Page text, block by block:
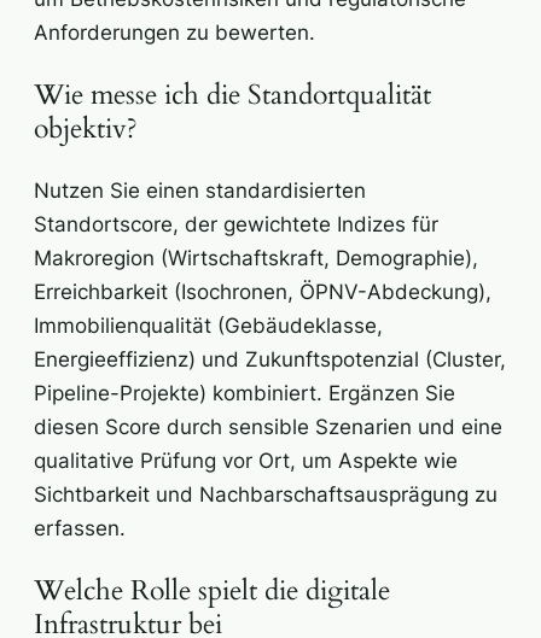
Anforderungen zu bewerten.
Wie messe ich die Standortqualität
objektiv?
Nutzen Sie einen standardisierten
Standortscore, der gewichtete Indizes für
Makroregion (Wirtschaftskraft, Demographie),
Erreichbarkeit (Isochronen, ÖPNV-Abdeckung),
Immobilienqualität (Gebäudeklasse,
Energieeffizienz) und Zukunftspotenzial (Cluster,
Pipeline-Projekte) kombiniert. Ergänzen Sie
diesen Score durch sensible Szenarien und eine
qualitative Prüfung vor Ort, um Aspekte wie
Sichtbarkeit und Nachbarschaftsausprägung zu
erfassen.
Welche Rolle spielt die digitale
Infrastruktur bei